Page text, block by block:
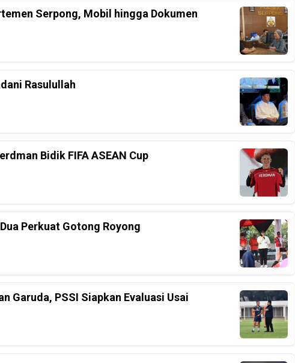
Serpong, Mobil hingga Dokumen
Rasulullah
Bidik FIFA ASEAN Cup
Perkuat Gotong Royong
Garuda, PSSI Siapkan Evaluasi Usai